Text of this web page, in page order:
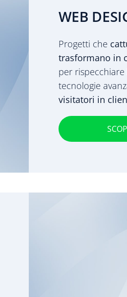
WEB
Progetti che
trasformano in
per
tecnologie
visitatori in